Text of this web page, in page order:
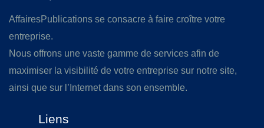
AffairesPublications se consacre à faire croître votre
entreprise.
Nous offrons une vaste gamme de services afin de
maximiser la visibilité de votre entreprise sur notre site,
ainsi que sur l’Internet dans son ensemble.
Liens